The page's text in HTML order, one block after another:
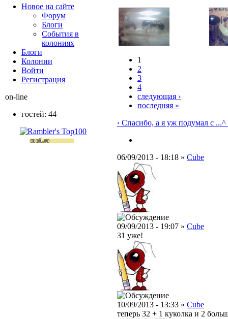
1
2
3
4
следующая ›
последняя »
‹ Спасибо, а я уж подумал с ...^
06/09/2013 - 18:18 » Cube
09/09/2013 - 19:07 » Cube
31 уже!
10/09/2013 - 13:33 » Cube
теперь 32 + 1 куколка и 2
Новое на сайте
Форум
Блоги
События в
колониях
Блоги
Колонии
Войти
Peгиcтpaция
on-line
гостей: 44